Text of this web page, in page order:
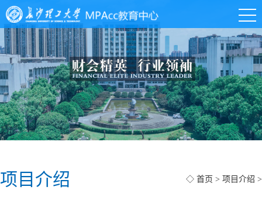
项目介绍 ◇ 首页 > 项目介绍 >